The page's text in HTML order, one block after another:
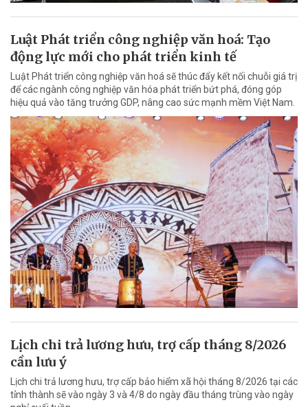
Luật Phát triển công nghiệp văn hoá: Tạo
động lực mới cho phát triển kinh tế
Luật Phát triển công nghiệp văn hoá sẽ thúc đẩy kết nối chuỗi giá trị
để các ngành công nghiệp văn hóa phát triển bứt phá, đóng góp
hiệu quả vào tăng trưởng GDP, nâng cao sức mạnh mềm Việt Nam.
Lịch chi trả lương hưu, trợ cấp tháng 8/2026
cần lưu ý
Lịch chi trả lương hưu, trợ cấp bảo hiểm xã hội tháng 8/2026 tại các
tỉnh thành sẽ vào ngày 3 và 4/8 do ngày đầu tháng trùng vào ngày